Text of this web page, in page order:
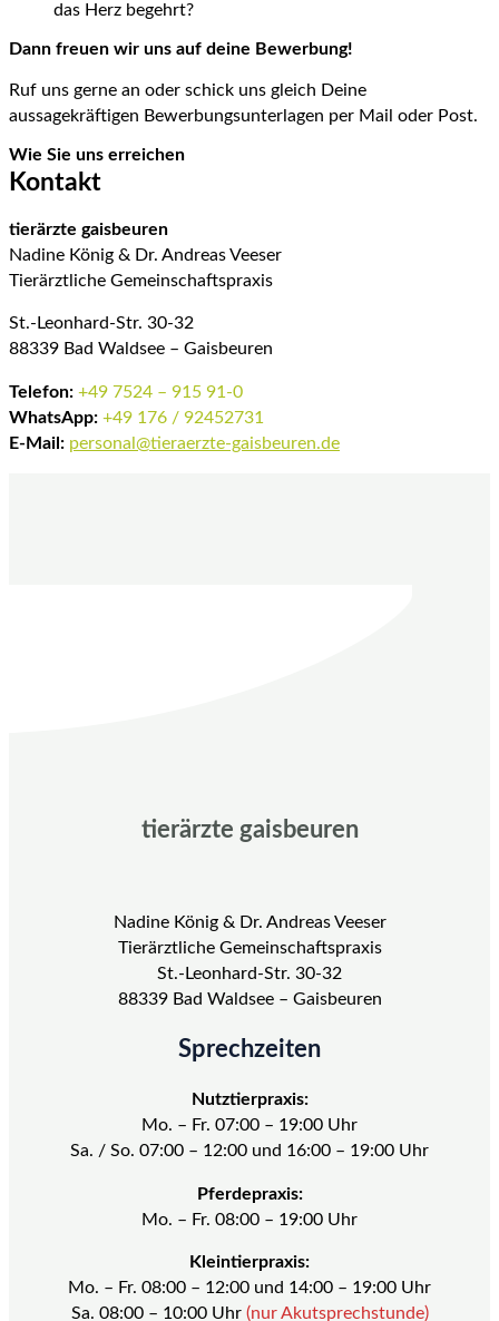
das Herz begehrt?
Dann freuen wir uns auf deine Bewerbung!
Ruf uns gerne an oder schick uns gleich Deine
aussagekräftigen Bewerbungsunterlagen per Mail oder Post.
Wie Sie uns erreichen
Kontakt
tierärzte gaisbeuren
Nadine König & Dr. Andreas Veeser
Tierärztliche Gemeinschaftspraxis
St.-Leonhard-Str. 30-32
88339 Bad Waldsee – Gaisbeuren
Telefon: +49 7524 – 915 91-0
WhatsApp: +49 176 / 92452731
E-Mail: personal@tieraerzte-gaisbeuren.de
tierärzte gaisbeuren
Nadine König & Dr. Andreas Veeser
Tierärztliche Gemeinschaftspraxis
St.-Leonhard-Str. 30-32
88339 Bad Waldsee – Gaisbeuren
Sprechzeiten
Nutztierpraxis:
Mo. – Fr. 07:00 – 19:00 Uhr
Sa. / So. 07:00 – 12:00 und 16:00 – 19:00 Uhr
Pferdepraxis:
Mo. – Fr. 08:00 – 19:00 Uhr
Kleintierpraxis:
Mo. – Fr. 08:00 – 12:00 und 14:00 – 19:00 Uhr
Sa. 08:00 – 10:00 Uhr (nur Akutsprechstunde)